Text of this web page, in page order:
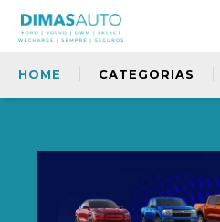
HOME CATEGORIAS
Sem
sugestão para nos dar?
à nossa equipe ou
entrar em contato